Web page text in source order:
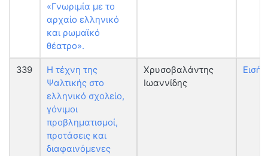
«Γνωριμία με το
αρχαίο ελληνικό
και ρωμαϊκό
θέατρο».
339
Η τέχνη της
Ψαλτικής στο
ελληνικό σχολείο,
γόνιμοι
προβληματισμοί,
προτάσεις και
διαφαινόμενες
Χρυσοβαλάντης
Ιωαννίδης